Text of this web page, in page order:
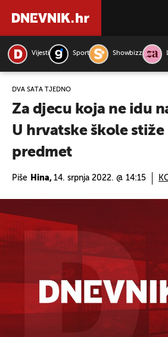
Vijesti Sport Showbizz
DVA SATA TJEDNO
Za djecu koja ne idu
U hrvatske škole stiže
predmet
Piše Hina, 14. srpnja 2022. @ 14:15
PRETRAŽITE VIJESTI